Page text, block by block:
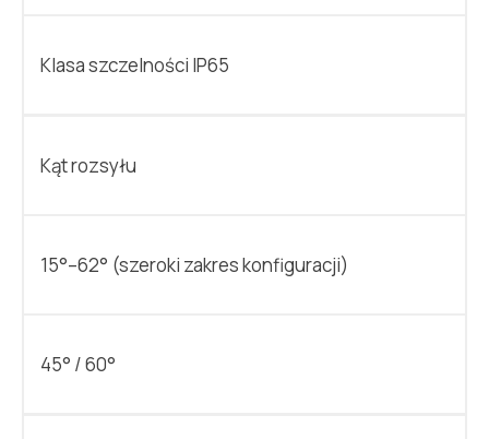
Klasa szczelności IP65
Kąt rozsyłu
15°–62° (szeroki zakres konfiguracji)
45° / 60°